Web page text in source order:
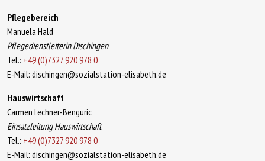
Pflegebereich
Manuela Hald
Pflegedienstleiterin Dischingen
Tel.: +49 (0)7327 920 978 0
E-Mail: dischingen@sozialstation-elisabeth.de
Hauswirtschaft
Carmen Lechner-Benguric
Einsatzleitung Hauswirtschaft
Tel.: +49 (0)7327 920 978 0
E-Mail: dischingen@sozialstation-elisabeth.de